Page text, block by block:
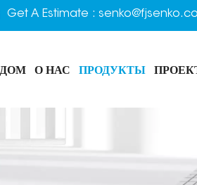
Get A Estimate :
ДОМ О НАС ПРОДУКТЫ